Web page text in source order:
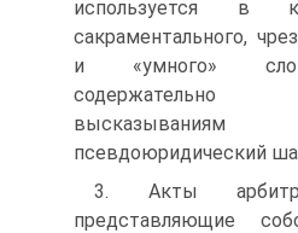
используется в
сакраментального,
и «умного»
содержательно
высказываниям
псевдоюридический
3. Акты
представляющие